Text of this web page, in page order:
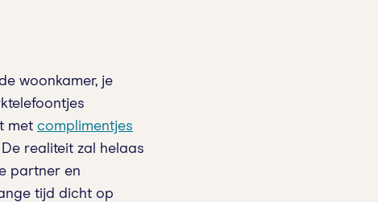
woonkamer, je
met complimentjes
realiteit zal helaas
partner en
tijd dicht op